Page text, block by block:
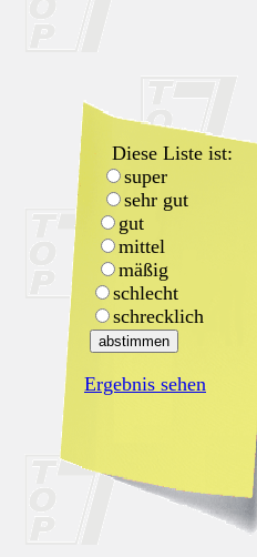
Diese Liste ist:
super
sehr gut
gut
mittel
mäßig
schlecht
schrecklich
Ergebnis sehen